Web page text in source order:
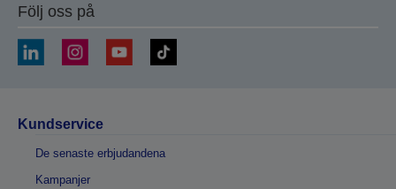
Följ oss på
Kundservice
De senaste erbjudandena
Kampanjer